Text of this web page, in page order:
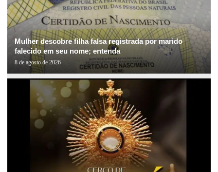
Mulher descobre filha falsa registrada por marido
falecido em seu nome; entenda
8 de agosto de 2026